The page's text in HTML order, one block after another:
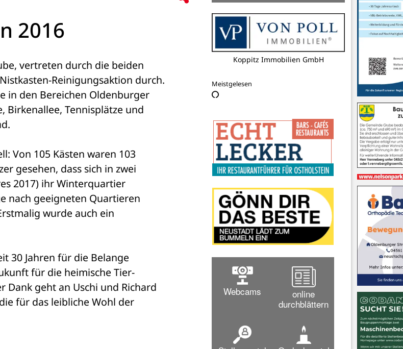
2016
vertreten durch die beiden
Reinigungsaktion durch.
in den Bereichen Oldenburger
Birkenallee, Tennisplätze und
Von 105 Kästen waren 103
gesehen, dass sich in zwei
2017) ihr Winterquartier
nach geeigneten Quartieren
wurde auch ein
30 Jahren für die Belange
für die heimische Tier-
Dank geht an Uschi und Richard
für das leibliche Wohl der
Koppitz Immobilien GmbH
Meistgelesen
Webcams
online
durchblättern